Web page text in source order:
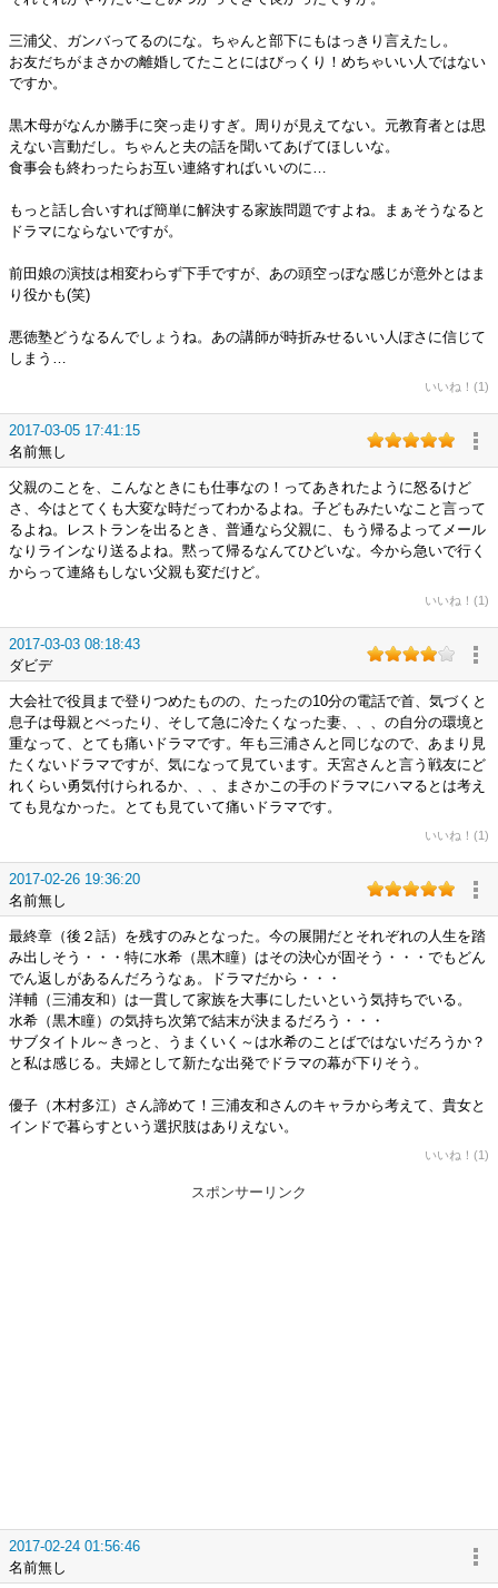
三浦父、ガンバってるのにな。ちゃんと部下にもはっきり言えたし。
お友だちがまさかの離婚してたことにはびっくり！めちゃいい人ではない
ですか。
黒木母がなんか勝手に突っ走りすぎ。周りが見えてない。元教育者とは思
えない言動だし。ちゃんと夫の話を聞いてあげてほしいな。
食事会も終わったらお互い連絡すればいいのに…
もっと話し合いすれば簡単に解決する家族問題ですよね。まぁそうなると
ドラマにならないですが。
前田娘の演技は相変わらず下手ですが、あの頭空っぽな感じが意外とはま
り役かも(笑)
悪徳塾どうなるんでしょうね。あの講師が時折みせるいい人ぽさに信じて
しまう…
いいね！(1)
2017-03-05 17:41:15
名前無し
父親のことを、こんなときにも仕事なの！ってあきれたように怒るけど
さ、今はとてくも大変な時だってわかるよね。子どもみたいなこと言って
るよね。レストランを出るとき、普通なら父親に、もう帰るよってメール
なりラインなり送るよね。黙って帰るなんてひどいな。今から急いで行く
からって連絡もしない父親も変だけど。
いいね！(1)
2017-03-03 08:18:43
ダビデ
大会社で役員まで登りつめたものの、たったの10分の電話で首、気づくと
息子は母親とべったり、そして急に冷たくなった妻、、、の自分の環境と
重なって、とても痛いドラマです。年も三浦さんと同じなので、あまり見
たくないドラマですが、気になって見ています。天宮さんと言う戦友にど
れくらい勇気付けられるか、、、まさかこの手のドラマにハマるとは考え
ても見なかった。とても見ていて痛いドラマです。
いいね！(1)
2017-02-26 19:36:20
名前無し
最終章（後２話）を残すのみとなった。今の展開だとそれぞれの人生を踏
み出しそう・・・特に水希（黒木瞳）はその決心が固そう・・・でもどん
でん返しがあるんだろうなぁ。ドラマだから・・・
洋輔（三浦友和）は一貫して家族を大事にしたいという気持ちでいる。
水希（黒木瞳）の気持ち次第で結末が決まるだろう・・・
サブタイトル～きっと、うまくいく～は水希のことばではないだろうか？
と私は感じる。夫婦として新たな出発でドラマの幕が下りそう。
優子（木村多江）さん諦めて！三浦友和さんのキャラから考えて、貴女と
インドで暮らすという選択肢はありえない。
いいね！(1)
スポンサーリンク
2017-02-24 01:56:46
名前無し